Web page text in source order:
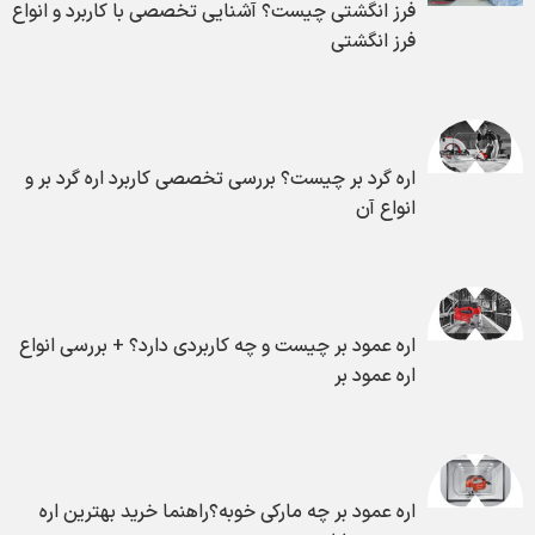
فرز انگشتی چیست؟ آشنایی تخصصی با کاربرد و انواع
فرز انگشتی
اره گرد بر چیست؟ بررسی تخصصی کاربرد اره گرد بر و
انواع آن
اره عمود بر چیست و چه کاربردی دارد؟ + بررسی انواع
اره عمود بر
اره عمود بر چه مارکی خوبه؟راهنما خرید بهترین اره